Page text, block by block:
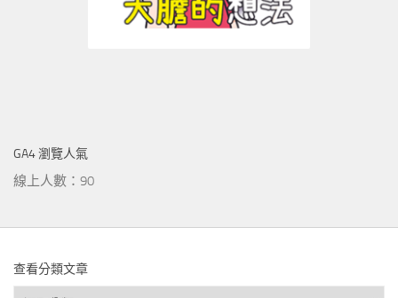
GA4 瀏覽人氣
線上人數：90
查看分類文章